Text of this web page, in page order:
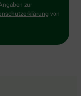
zur
von